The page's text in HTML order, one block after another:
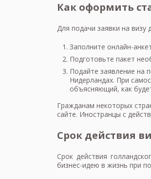
Как оформить
Для подачи заявки на
Заполните онлайн-
Подготовьте пакет
Подайте заявление на
Нидерландах. При
объясняющий, как
Гражданам некоторых
сайте. Иностранцы с
Срок действия
Срок действия
бизнес-идею в жизнь при